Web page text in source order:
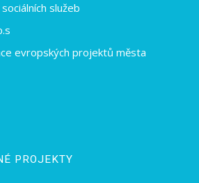
služeb
evropských projektů města
PROJEKTY